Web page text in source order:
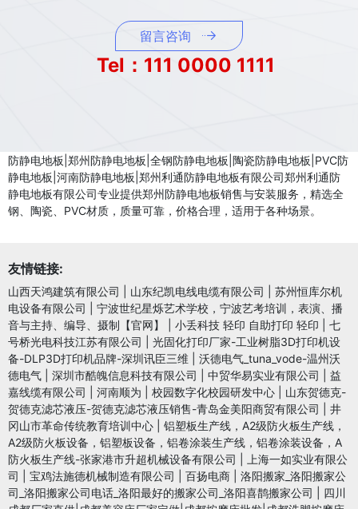
留言咨询
Tel：111 0000 1111
防静电地板|郑州防静电地板|全钢防静电地板|陶瓷防静电地板|PVC防
静电地板|河南防静电地板|郑州利通防静电地板有限公司郑州利通防
静电地板有限公司专业提供郑州防静电地板销售与安装服务，精选全
钢、陶瓷、PVC材质，质量可靠，价格合理，适用于各种场景。
友情链接:
山西天鸿建筑有限公司 山东纪凯电线电缆有限公司
苏州恒库尔机
电设备有限公司
宁波世纪星烁艺术学校，宁波艺考培训，表演、播
音与主持、编导、摄制【官网】
小丢科技 轻印 自助打印 轻印
七
号桥光电科技江苏有限公司
光固化打印厂家-工业树脂3D打印机设
备-DLP3D打印机品牌-深圳讯臣三维
沃德电气_tuna_vode-温州沃
德电气
深圳市酷魄信息科技有限公司 中贸华易实业有限公司
益
嘉线缆有限公司
河南顺为 校园数字化校园研发中心
山东贺德克-
贺德克滤芯液压-贺德克滤芯液压销售-青岛金美阳商贸有限公司
井
冈山市革命传统教育培训中心
铝塑板生产线，A2级防火板生产线，
A2级防火板设备，铝塑板设备，铝卷涂装生产线，铝卷涂装设备，A
防火板生产线-张家港市升超机械设备有限公司
上海一如实业有限公
司
宝鸡法施德机械制造有限公司 百扬电商
洛阳搬家_洛阳搬家公
司_洛阳搬家公司电话_洛阳最好的搬家公司_洛阳喜鹊搬家公司
四川